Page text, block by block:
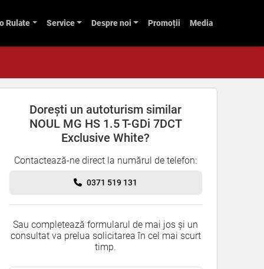
Rulate Service Despre noi Promoții Media
Dorești un autoturism similar
NOUL MG HS 1.5 T-GDi 7DCT
Exclusive White?
Contactează-ne direct la numărul de telefon:
0371 519 131
Sau completează formularul de mai jos și un
consultat va prelua solicitarea în cel mai scurt
timp.